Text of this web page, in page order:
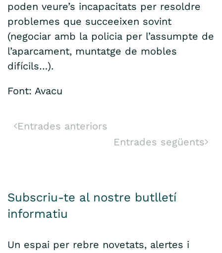
poden veure’s incapacitats per resoldre
problemes que succeeixen sovint
(negociar amb la policia per l’assumpte de
l’aparcament, muntatge de mobles
difícils…).
Font: Avacu
Entrades anteriors
Entrades següents
Subscriu-te al nostre butlletí
informatiu
Un espai per rebre novetats, alertes i